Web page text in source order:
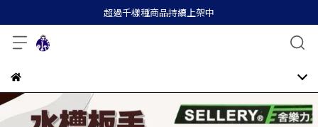
超過千樣種商品持續上架中